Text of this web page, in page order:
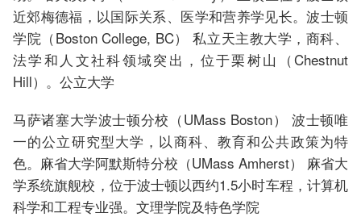
近郊梅德福，以国际关系、医学和营养学见长。波士顿
学院（Boston College, BC） 私立天主教大学，商科、
法学和人文社科领域突出，位于栗树山（Chestnut
Hill）。公立大学
马萨诸塞大学波士顿分校（UMass Boston） 波士顿唯
一的公立研究型大学，以商科、教育和公共政策为特
色。麻省大学阿默斯特分校（UMass Amherst） 麻省大
学系统旗舰校，位于波士顿以西约1.5小时车程，计算机
科学和工程专业强。文理学院及特色学院